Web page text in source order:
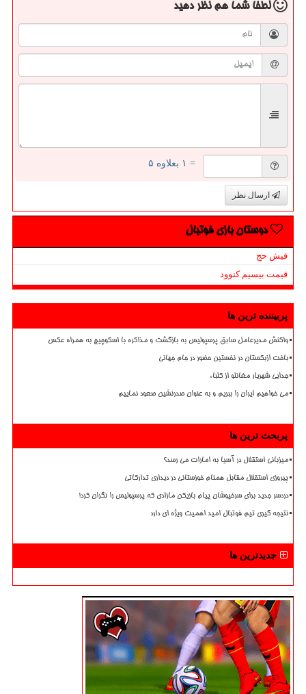
لطفا شما همنظر دهید
= ۱ بعلاوه ۵
ارسال نظر
دوستان بازی فوتبال
فیش حج
قیمت بیسیم کنوود
پربیننده ترین ها
واکنش مدیرعامل سابق پرسپولیس به بازگشت و مذاکره با اسکوچیچ به همراه عکس
باخت ازبکستان در نخستین حضور در جام جهانی
جدایی شهریار مغانلو از کلباء
می خواهیم ایران را ببریم و به عنوان صدرنشین صعود نماییم
پربحث ترین ها
میزبانی استقلال در آسیا به امارات می رسد؟
پیروزی استقلال مقابل همنام خوزستانی در دیداری تدارکاتی
دردسر جدید برای سرخپوشان پیام بازیکن مازادی که پرسپولیس را نگران کرد!
نتیجه گیری تیم فوتبال امید اهمیت ویژه ای دارد
جدیدترین ها